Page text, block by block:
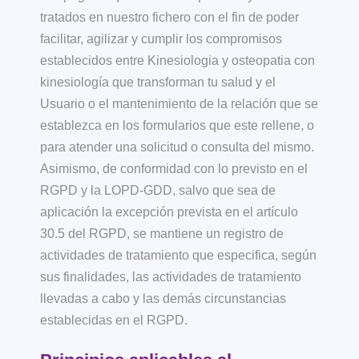
tratados en nuestro fichero con el fin de poder
facilitar, agilizar y cumplir los compromisos
establecidos entre Kinesiologia y osteopatia con
kinesiología que transforman tu salud y el
Usuario o el mantenimiento de la relación que se
establezca en los formularios que este rellene, o
para atender una solicitud o consulta del mismo.
Asimismo, de conformidad con lo previsto en el
RGPD y la LOPD-GDD, salvo que sea de
aplicación la excepción prevista en el artículo
30.5 del RGPD, se mantiene un registro de
actividades de tratamiento que especifica, según
sus finalidades, las actividades de tratamiento
llevadas a cabo y las demás circunstancias
establecidas en el RGPD.